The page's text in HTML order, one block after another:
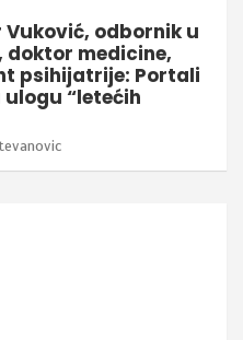
Vuković, odbornik u
doktor medicine,
psihijatrije: Portali
“letećih